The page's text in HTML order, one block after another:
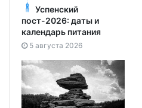
Успенский
пост-2026: даты и
календарь питания
5 августа 2026